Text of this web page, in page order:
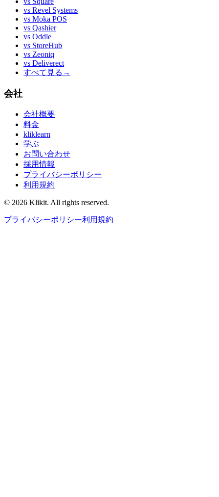
vs Revel Systems
vs Moka POS
vs Qashier
vs Oddle
vs StoreHub
vs Zeoniq
vs Deliverect
すべて見る →
会社
会社概要
料金
kliklearn
学ぶ
お問い合わせ
採用情報
プライバシーポリシー
利用規約
© 2026 Klikit. All rights reserved.
プライバシーポリシー利用規約